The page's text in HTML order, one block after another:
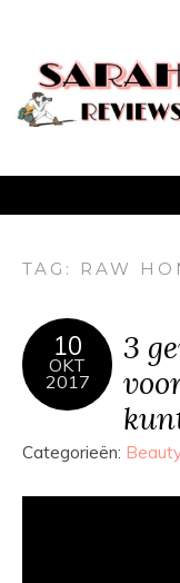
TAG: RAW
10
OKT
2017
3
Categorieën: Beauty